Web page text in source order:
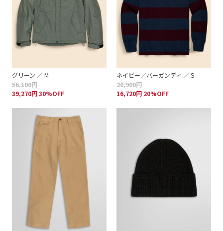
グリーン ／ M
56,100円
39,270円 30%OFF
ネイビー／バーガンディ ／ S
20,900円
16,720円 20%OFF